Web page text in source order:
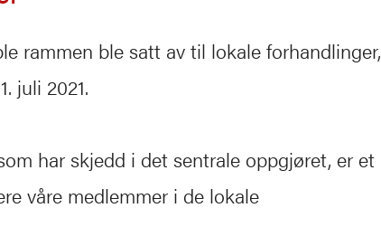
rammen ble satt av til lokale forhandlinger,
juli 2021.
har skjedd i det sentrale oppgjøret, er et
våre medlemmer i de lokale